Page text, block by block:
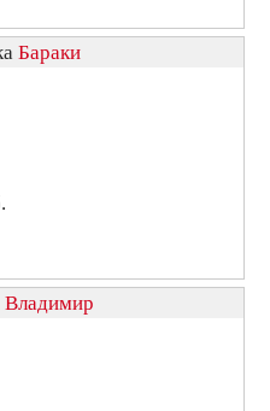
Бараки
Владимир